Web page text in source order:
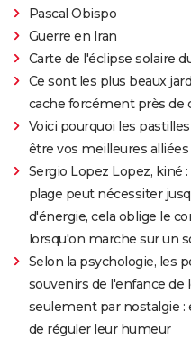
Pascal Obispo
Guerre en Iran
Carte de l'éclipse solaire
Ce sont les plus beaux
cache forcément près de
Voici pourquoi les
être vos meilleures
Sergio Lopez Lopez, kiné
plage peut nécessiter
d'énergie, cela oblige le
lorsqu'on marche sur un
Selon la psychologie, les
souvenirs de l'enfance de
seulement par nostalgie :
de réguler leur humeur